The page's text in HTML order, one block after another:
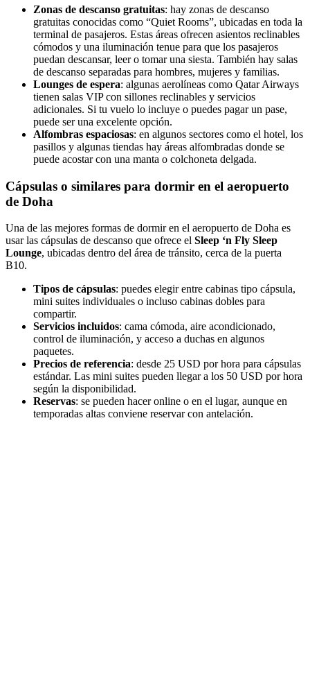
Zonas de descanso gratuitas: hay zonas de descanso
gratuitas conocidas como “Quiet Rooms”, ubicadas en toda la
terminal de pasajeros. Estas áreas ofrecen asientos reclinables
cómodos y una iluminación tenue para que los pasajeros
puedan descansar, leer o tomar una siesta. También hay salas
de descanso separadas para hombres, mujeres y familias.
Lounges de espera: algunas aerolíneas como Qatar Airways
tienen salas VIP con sillones reclinables y servicios
adicionales. Si tu vuelo lo incluye o puedes pagar un pase,
puede ser una excelente opción.
Alfombras espaciosas: en algunos sectores como el hotel, los
pasillos y algunas tiendas hay áreas alfombradas donde se
puede acostar con una manta o colchoneta delgada.
Cápsulas o similares para dormir en el aeropuerto
de Doha
Una de las mejores formas de dormir en el aeropuerto de Doha es
usar las cápsulas de descanso que ofrece el Sleep ‘n Fly Sleep
Lounge, ubicadas dentro del área de tránsito, cerca de la puerta
B10.
Tipos de cápsulas: puedes elegir entre cabinas tipo cápsula,
mini suites individuales o incluso cabinas dobles para
compartir.
Servicios incluidos: cama cómoda, aire acondicionado,
control de iluminación, y acceso a duchas en algunos
paquetes.
Precios de referencia: desde 25 USD por hora para cápsulas
estándar. Las mini suites pueden llegar a los 50 USD por hora
según la disponibilidad.
Reservas: se pueden hacer online o en el lugar, aunque en
temporadas altas conviene reservar con antelación.